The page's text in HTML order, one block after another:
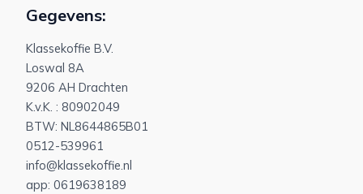
Gegevens:
Klassekoffie B.V.
Loswal 8A
9206 AH Drachten
K.v.K. : 80902049
BTW: NL8644865B01
0512-539961
info@klassekoffie.nl
app: 0619638189